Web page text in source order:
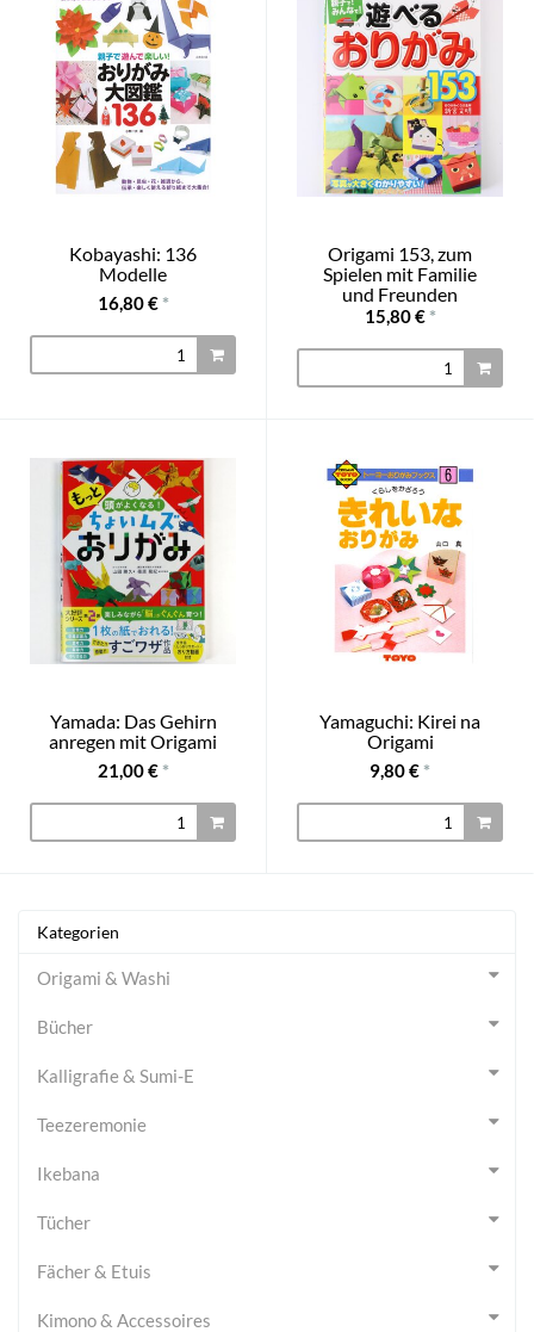
Kobayashi: 136
Modelle
16,80 € *
Origami 153, zum
Spielen mit Familie
und Freunden
15,80 € *
Yamada: Das Gehirn
anregen mit Origami
21,00 € *
Yamaguchi: Kirei na
Origami
9,80 € *
Kategorien
Origami & Washi
Bücher
Kalligrafie & Sumi-E
Teezeremonie
Ikebana
Tücher
Fächer & Etuis
Kimono & Accessoires